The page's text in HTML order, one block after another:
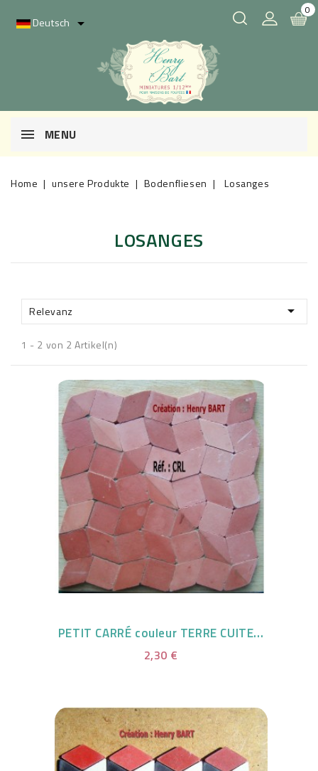
Deutsch 
0
MENU
Home unsere Produkte Bodenfliesen Losanges
LOSANGES
Relevanz 
1 - 2 von 2 Artikel(n)
PETIT CARRÉ couleur TERRE CUITE...
2,30 €